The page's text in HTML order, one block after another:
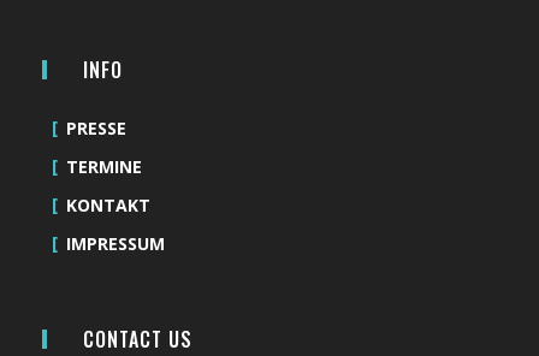
INFO
PRESSE
TERMINE
KONTAKT
IMPRESSUM
CONTACT US